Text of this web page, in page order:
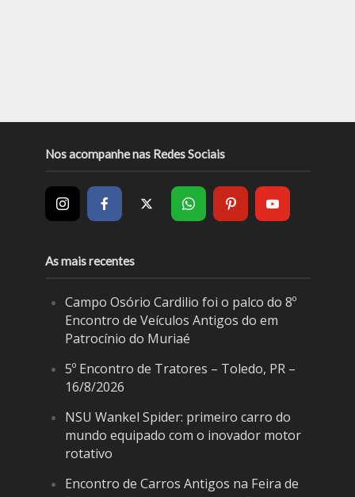
Nos acompanhe nas Redes Sociais
As mais recentes
Campo Osório Cardilio foi o palco do 8º
Encontro de Veículos Antigos do em
Patrocínio do Muriaé
5º Encontro de Tratores – Toledo, PR –
16/8/2026
NSU Wankel Spider: primeiro carro do
mundo equipado com o inovador motor
rotativo
Encontro de Carros Antigos na Feira de